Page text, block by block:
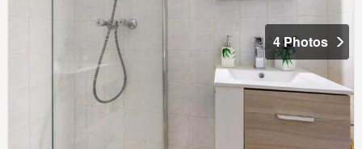
4 Photos